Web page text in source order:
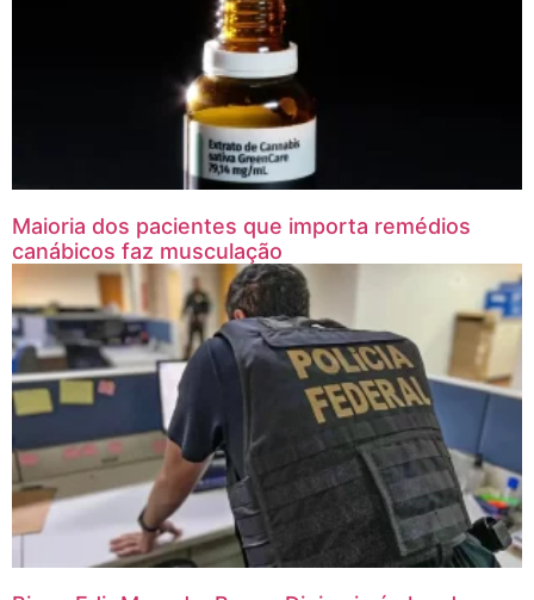
Maioria dos pacientes que importa remédios
canábicos faz musculação